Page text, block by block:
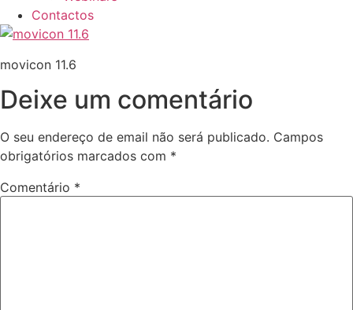
Contactos
movicon 11.6
Deixe um comentário
O seu endereço de email não será publicado. Campos
obrigatórios marcados com *
Comentário *